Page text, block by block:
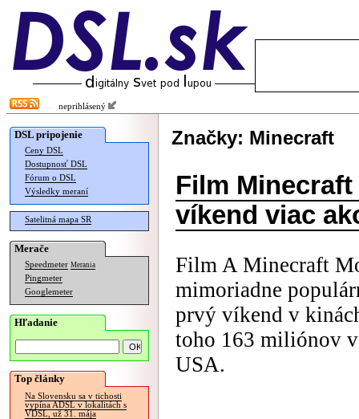
neprihlásený
DSL pripojenie
Ceny DSL
Dostupnosť DSL
Fórum o DSL
Výsledky meraní
Satelitná mapa SR
Merače
Speedmeter Merania
Pingmeter
Googlemeter
Hľadanie
Top články
Na Slovensku sa v tichosti
vypína ADSL v lokalitách s
VDSL, už 31. mája
Značky: Minecraft
Film
víkend viac
Film A Minecraft
mimoriadne
prvý víkend v
toho 163 miliónov
USA.